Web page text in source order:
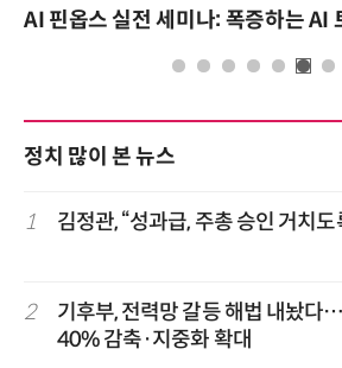
AI 핀옵스 실전 세미나: 폭증하는 AI
정치 많이 본 뉴스
1 김정관, “성과급, 주총 승인 거치
2
기후부, 전력망 갈등 해법 내놨다
40% 감축·지중화 확대